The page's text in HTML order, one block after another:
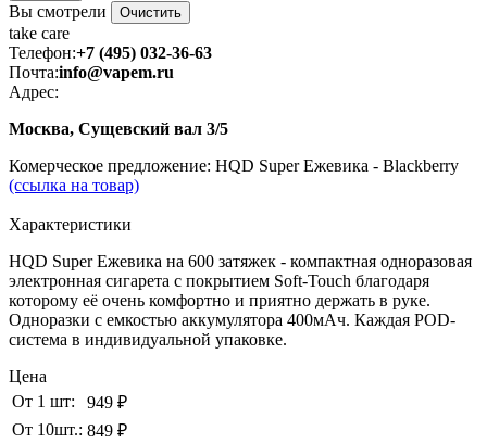
Вы смотрели Очистить
take care
Телефон:+7 (495) 032-36-63
Почта:info@vapem.ru
Адрес:
Москва, Сущевский вал 3/5
Комерческое предложение: HQD Super Ежевика - Blackberry
(ссылка на товар)
Характеристики
HQD Super Ежевика на 600 затяжек - компактная одноразовая
электронная сигарета с покрытием Soft-Touch благодаря
которому её очень комфортно и приятно держать в руке.
Одноразки с емкостью аккумулятора 400мАч. Каждая POD-
система в индивидуальной упаковке.
Цена
От 1 шт:
949 ₽
От 10шт.: 849 ₽